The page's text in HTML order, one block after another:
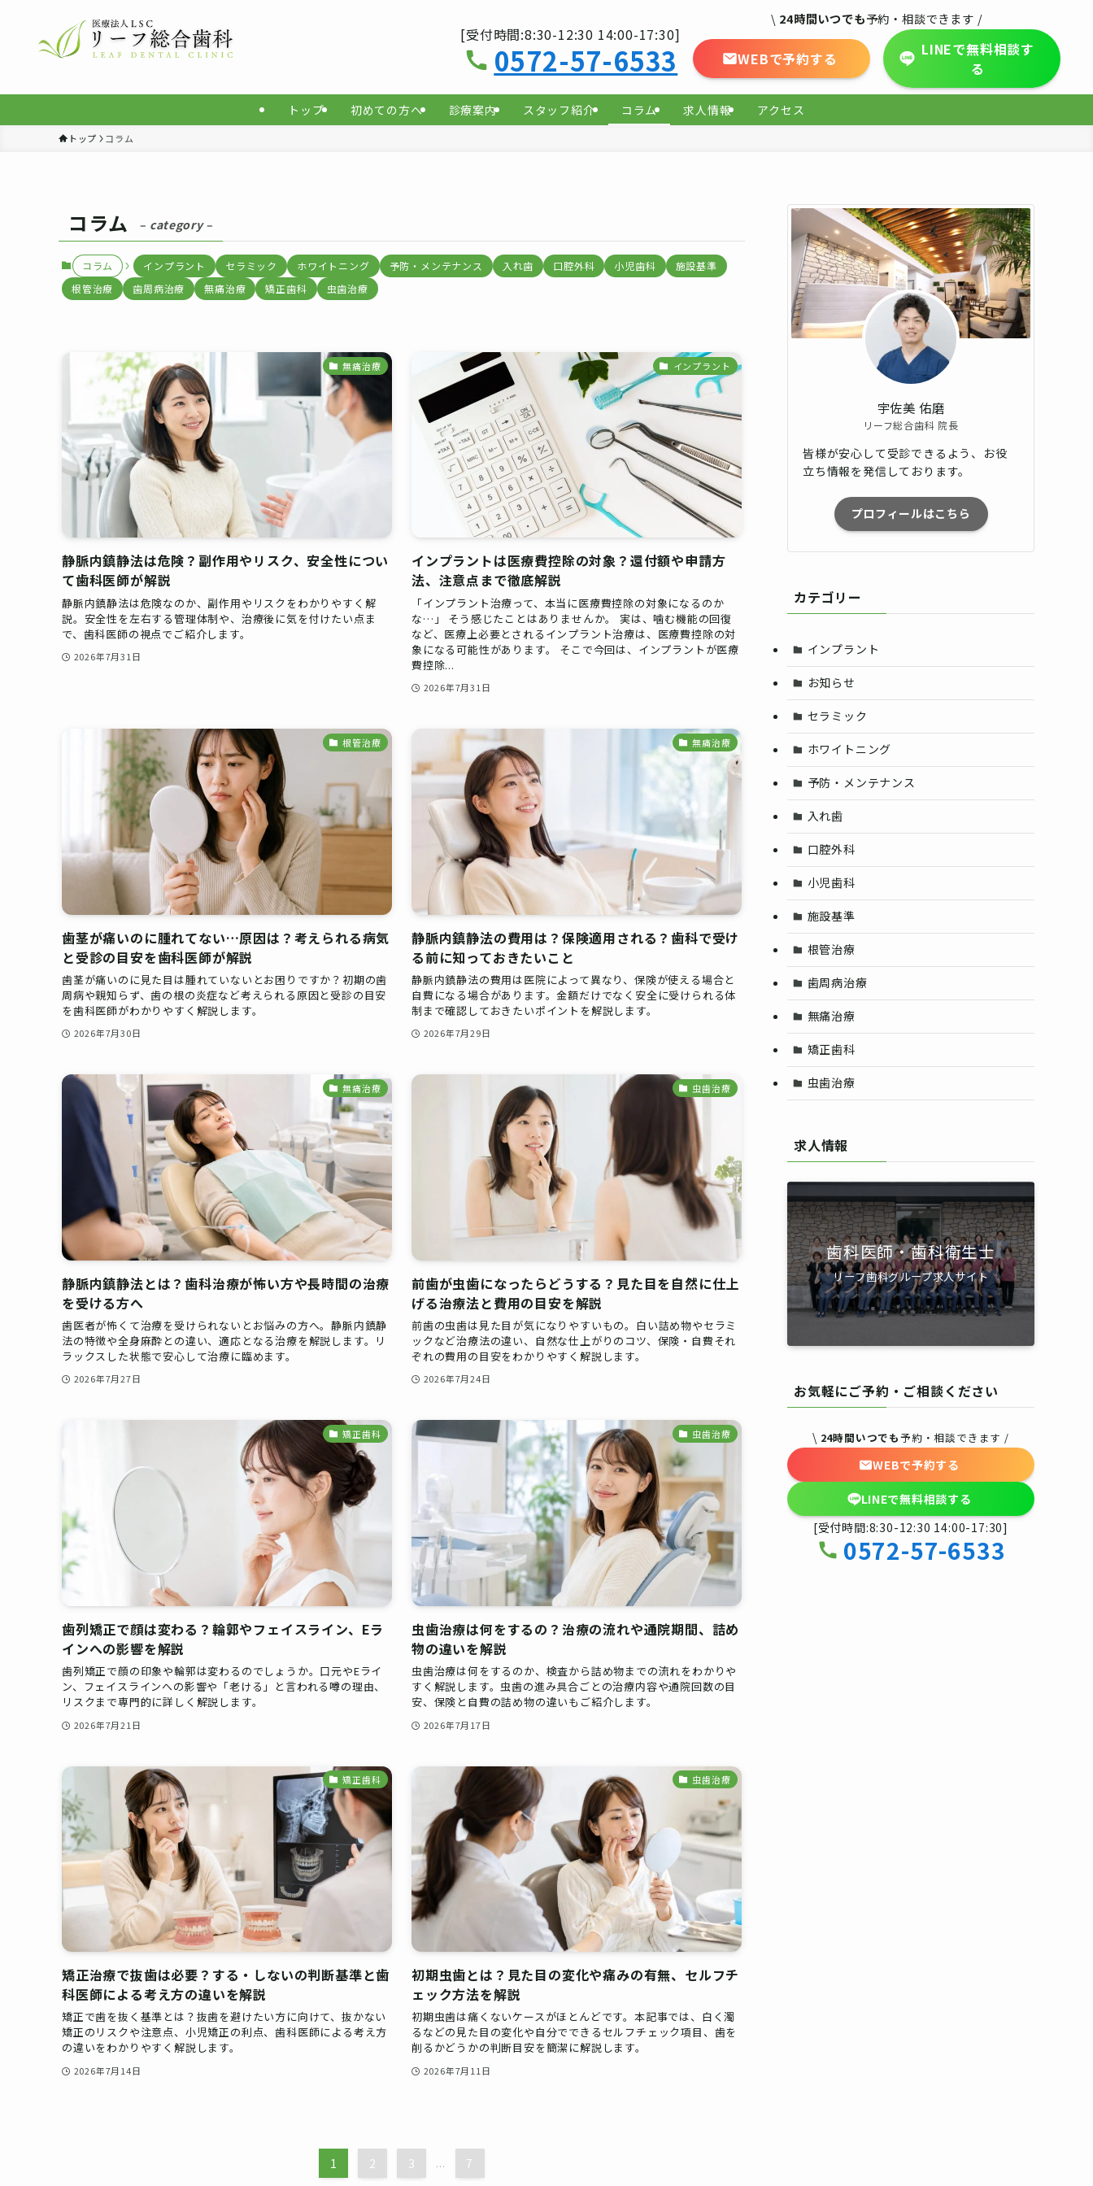
トップ 初めての方へ 診療案内 スタッフ紹介 コラム 求人情報 アクセス
[受付時間:8:30-12:30 14:00-17:30]
0572-57-6533
\ 24時間いつでも予約・相談できます /
WEBで予約する
LINEで無料相談す
る
トップ コラム
コラム – category –
コラム インプラント セラミック ホワイトニング 予防・メンテナンス 入れ歯 口腔外科 小児歯科
施設基準
根管治療
歯周病治療 無痛治療 矯正歯科 虫歯治療
無痛治療
静脈内鎮静法は危険？副作用やリスク、安全性につい
て歯科医師が解説
静脈内鎮静法は危険なのか、副作用やリスクをわかりやすく解
説。安全性を左右する管理体制や、治療後に気を付けたい点ま
で、歯科医師の視点でご紹介します。
2026年7月31日
インプラント
インプラントは医療費控除の対象？還付額や申請方
法、注意点まで徹底解説
「インプラント治療って、本当に医療費控除の対象になるのか
な…」 そう感じたことはありませんか。 実は、噛む機能の回復
など、医療上必要とされるインプラント治療は、医療費控除の対
象になる可能性があります。 そこで今回は、インプラントが医療
費控除...
2026年7月31日
根管治療
歯茎が痛いのに腫れてない…原因は？考えられる病気
と受診の目安を歯科医師が解説
歯茎が痛いのに見た目は腫れていないとお困りですか？初期の歯
周病や親知らず、歯の根の炎症など考えられる原因と受診の目安
を歯科医師がわかりやすく解説します。
2026年7月30日
無痛治療
静脈内鎮静法の費用は？保険適用される？歯科で受け
る前に知っておきたいこと
静脈内鎮静法の費用は医院によって異なり、保険が使える場合と
自費になる場合があります。金額だけでなく安全に受けられる体
制まで確認しておきたいポイントを解説します。
2026年7月29日
無痛治療
静脈内鎮静法とは？歯科治療が怖い方や長時間の治療
を受ける方へ
歯医者が怖くて治療を受けられないとお悩みの方へ。静脈内鎮静
法の特徴や全身麻酔との違い、適応となる治療を解説します。リ
ラックスした状態で安心して治療に臨めます。
2026年7月27日
虫歯治療
前歯が虫歯になったらどうする？見た目を自然に仕上
げる治療法と費用の目安を解説
前歯の虫歯は見た目が気になりやすいもの。白い詰め物やセラミ
ックなど治療法の違い、自然な仕上がりのコツ、保険・自費それ
ぞれの費用の目安をわかりやすく解説します。
2026年7月24日
矯正歯科
歯列矯正で顔は変わる？輪郭やフェイスライン、Eラ
インへの影響を解説
歯列矯正で顔の印象や輪郭は変わるのでしょうか。口元やEライ
ン、フェイスラインへの影響や「老ける」と言われる噂の理由、
リスクまで専門的に詳しく解説します。
2026年7月21日
虫歯治療
虫歯治療は何をするの？治療の流れや通院期間、詰め
物の違いを解説
虫歯治療は何をするのか、検査から詰め物までの流れをわかりや
すく解説します。虫歯の進み具合ごとの治療内容や通院回数の目
安、保険と自費の詰め物の違いもご紹介します。
2026年7月17日
矯正歯科
矯正治療で抜歯は必要？する・しないの判断基準と歯
科医師による考え方の違いを解説
矯正で歯を抜く基準とは？抜歯を避けたい方に向けて、抜かない
矯正のリスクや注意点、小児矯正の利点、歯科医師による考え方
の違いをわかりやすく解説します。
2026年7月14日
虫歯治療
初期虫歯とは？見た目の変化や痛みの有無、セルフチ
ェック方法を解説
初期虫歯は痛くないケースがほとんどです。本記事では、白く濁
るなどの見た目の変化や自分でできるセルフチェック項目、歯を
削るかどうかの判断目安を簡潔に解説します。
2026年7月11日
1 2 3 ... 7
宇佐美 佑磨
リーフ総合歯科 院長
皆様が安心して受診できるよう、お役
立ち情報を発信しております。
プロフィールはこちら
カテゴリー
インプラント
お知らせ
セラミック
ホワイトニング
予防・メンテナンス
入れ歯
口腔外科
小児歯科
施設基準
根管治療
歯周病治療
無痛治療
矯正歯科
虫歯治療
求人情報
歯科医師・歯科衛生士
リーフ歯科グループ求人サイト
お気軽にご予約・ご相談ください
\ 24時間いつでも予約・相談できます /
WEBで予約する
LINEで無料相談する
[受付時間:8:30-12:30 14:00-17:30]
0572-57-6533